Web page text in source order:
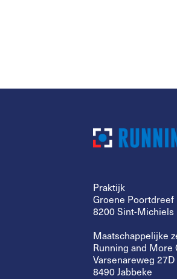
Praktijk
Groene Poortdreef
8200 Sint-Michiels
Maatschappelijke
Running and More
Varsenareweg 27D
8490 Jabbeke